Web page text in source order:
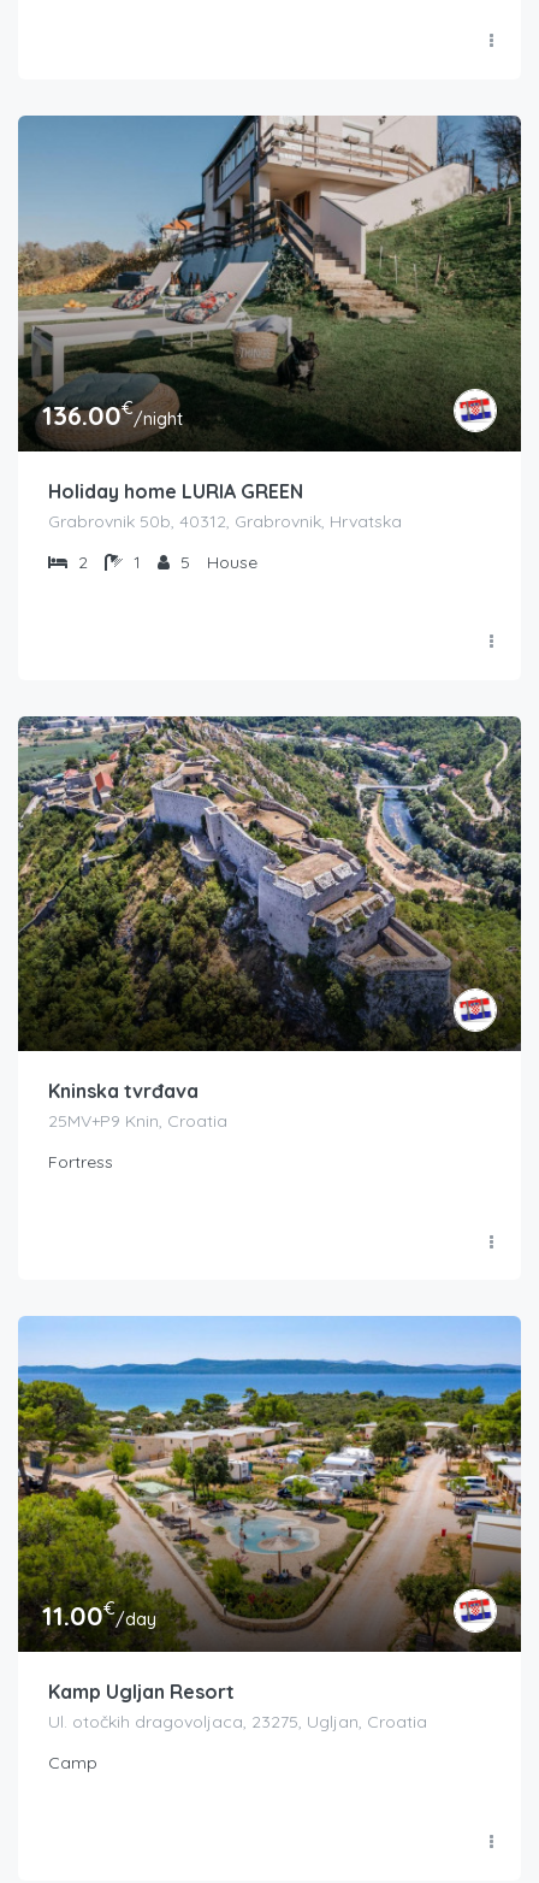
136.00€/night
Holiday home LURIA GREEN
Grabrovnik 50b, 40312, Grabrovnik, Hrvatska
2
1 5 House
Kninska tvrđava
25MV+P9 Knin, Croatia
Fortress
11.00€/day
Kamp Ugljan Resort
Ul. otočkih dragovoljaca, 23275, Ugljan, Croatia
Camp